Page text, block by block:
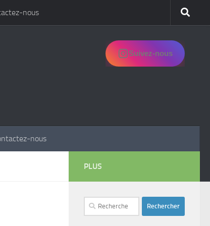
nous
Suivez-nous
nous
PLUS
Rechercher :